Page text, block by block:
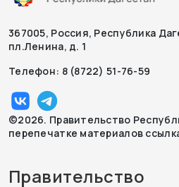
367005, Россия, Республика
пл.Ленина, д. 1
Телефон: 8 (8722) 51-76-59
©2026. Правительство
перепечатке материалов
Правительство